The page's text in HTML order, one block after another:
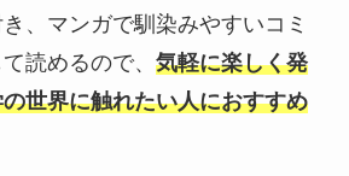
、マンガで馴染みやすいコミ
読めるので、 気軽に楽しく発
世界に触れたい人におすすめ